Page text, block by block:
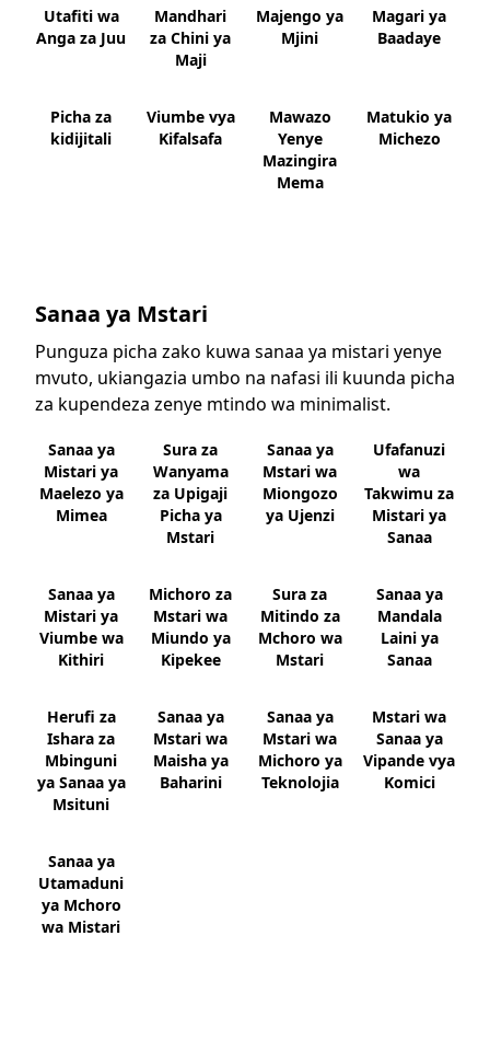
Utafiti wa
Anga za Juu
Mandhari
za Chini ya
Maji
Majengo ya
Mjini
Magari ya
Baadaye
Picha za
kidijitali
Viumbe vya
Kifalsafa
Mawazo
Yenye
Mazingira
Mema
Matukio ya
Michezo
Sanaa ya Mstari
Punguza picha zako kuwa sanaa ya mistari yenye
mvuto, ukiangazia umbo na nafasi ili kuunda picha
za kupendeza zenye mtindo wa minimalist.
Sanaa ya
Mistari ya
Maelezo ya
Mimea
Sura za
Wanyama
za Upigaji
Picha ya
Mstari
Sanaa ya
Mstari wa
Miongozo
ya Ujenzi
Ufafanuzi
wa
Takwimu za
Mistari ya
Sanaa
Sanaa ya
Mistari ya
Viumbe wa
Kithiri
Michoro za
Mstari wa
Miundo ya
Kipekee
Sura za
Mitindo za
Mchoro wa
Mstari
Sanaa ya
Mandala
Laini ya
Sanaa
Herufi za
Ishara za
Mbinguni
ya Sanaa ya
Msituni
Sanaa ya
Mstari wa
Maisha ya
Baharini
Sanaa ya
Mstari wa
Michoro ya
Teknolojia
Mstari wa
Sanaa ya
Vipande vya
Komici
Sanaa ya
Utamaduni
ya Mchoro
wa Mistari